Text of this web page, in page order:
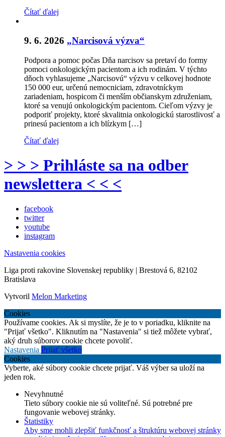
Čítať ďalej
9. 6. 2026 „Narcisová výzva“
Podpora a pomoc počas Dňa narcisov sa pretaví do formy
pomoci onkologickým pacientom a ich rodinám. V týchto
dňoch vyhlasujeme „Narcisovú“ výzvu v celkovej hodnote
150 000 eur, určenú nemocniciam, zdravotníckym
zariadeniam, hospicom či menším občianskym združeniam,
ktoré sa venujú onkologickým pacientom. Cieľom výzvy je
podporiť projekty, ktoré skvalitnia onkologickú starostlivosť a
prinesú pacientom a ich blízkym […]
Čítať ďalej
> > > Prihláste sa na odber
newslettera < < <
facebook
twitter
youtube
instagram
Nastavenia cookies
Liga proti rakovine Slovenskej republiky | Brestová 6, 82102
Bratislava
Vytvoril Melon Marketing
Cookies
Používame cookies. Ak si myslíte, že je to v poriadku, kliknite na
"Prijať všetko". Kliknutím na "Nastavenia" si tiež môžete vybrať,
aký druh súborov cookie chcete povoliť.
Nastavenia Prijať všetko
Cookies
Vyberte, aké súbory cookie chcete prijať. Váš výber sa uloží na
jeden rok.
Nevyhnutné
Tieto súbory cookie nie sú voliteľné. Sú potrebné pre
fungovanie webovej stránky.
Štatistiky
Aby sme mohli zlepšiť funkčnosť a štruktúru webovej stránky